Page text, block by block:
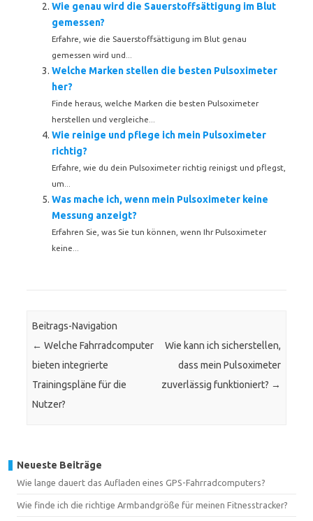
Wie genau wird die Sauerstoffsättigung im Blut
gemessen?
Erfahre, wie die Sauerstoffsättigung im Blut genau
gemessen wird und...
Welche Marken stellen die besten Pulsoximeter
her?
Finde heraus, welche Marken die besten Pulsoximeter
herstellen und vergleiche...
Wie reinige und pflege ich mein Pulsoximeter
richtig?
Erfahre, wie du dein Pulsoximeter richtig reinigst und pflegst,
um...
Was mache ich, wenn mein Pulsoximeter keine
Messung anzeigt?
Erfahren Sie, was Sie tun können, wenn Ihr Pulsoximeter
keine...
Beitrags-Navigation
← Welche Fahrradcomputer
bieten integrierte
Trainingspläne für die
Nutzer?
Wie kann ich sicherstellen,
dass mein Pulsoximeter
zuverlässig funktioniert? →
Neueste Beiträge
Wie lange dauert das Aufladen eines GPS-Fahrradcomputers?
Wie finde ich die richtige Armbandgröße für meinen Fitnesstracker?